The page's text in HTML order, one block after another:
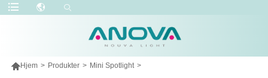
Hjem > Produkter > Mini Spotlight >